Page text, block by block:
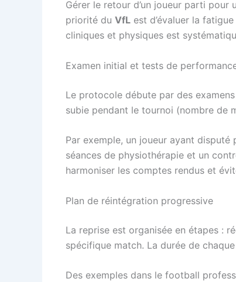
Gérer le retour d’un joueur parti
priorité du VfL est d’évaluer la
cliniques et physiques est
Examen initial et tests de
Le protocole débute par des
subie pendant le tournoi (nombre de
Par exemple, un joueur ayant
séances de physiothérapie et un
harmoniser les comptes rendus et
Plan de réintégration progressive
La reprise est organisée en étapes :
spécifique match. La durée de
Des exemples dans le football